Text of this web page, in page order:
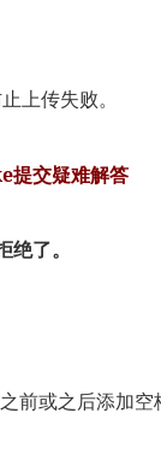
上传失败。
提交疑难解答
了。
前或之后添加